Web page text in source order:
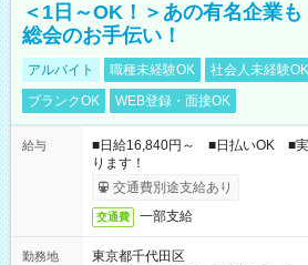
＜1日～OK！＞あの有名企業
総会のお手伝い！
アルバイト 職種未経験OK 社会人未経験OK
ブランクOK
WEB登録・面接OK
給与
■日給16,840円～ ■日払いOK ■実
ります！
交通費別途支給あり
交通費 一部支給
勤務地
東京都千代田区